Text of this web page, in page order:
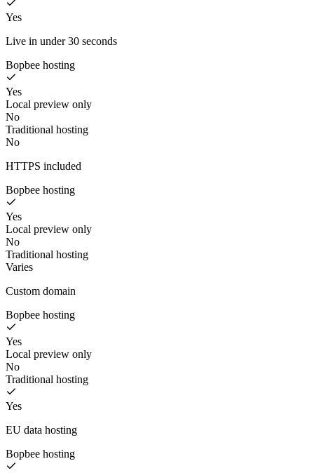
Yes
Live in under 30 seconds
Bopbee hosting
Yes
Local preview only
No
Traditional hosting
No
HTTPS included
Bopbee hosting
Yes
Local preview only
No
Traditional hosting
Varies
Custom domain
Bopbee hosting
Yes
Local preview only
No
Traditional hosting
Yes
EU data hosting
Bopbee hosting